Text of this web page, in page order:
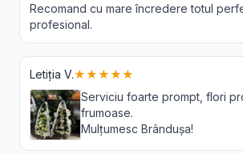
Recomand cu mare încredere totul
profesional.
Letiția V.★★★★★
Serviciu foarte prompt, flori
frumoase.
Mulțumesc Brândușa!